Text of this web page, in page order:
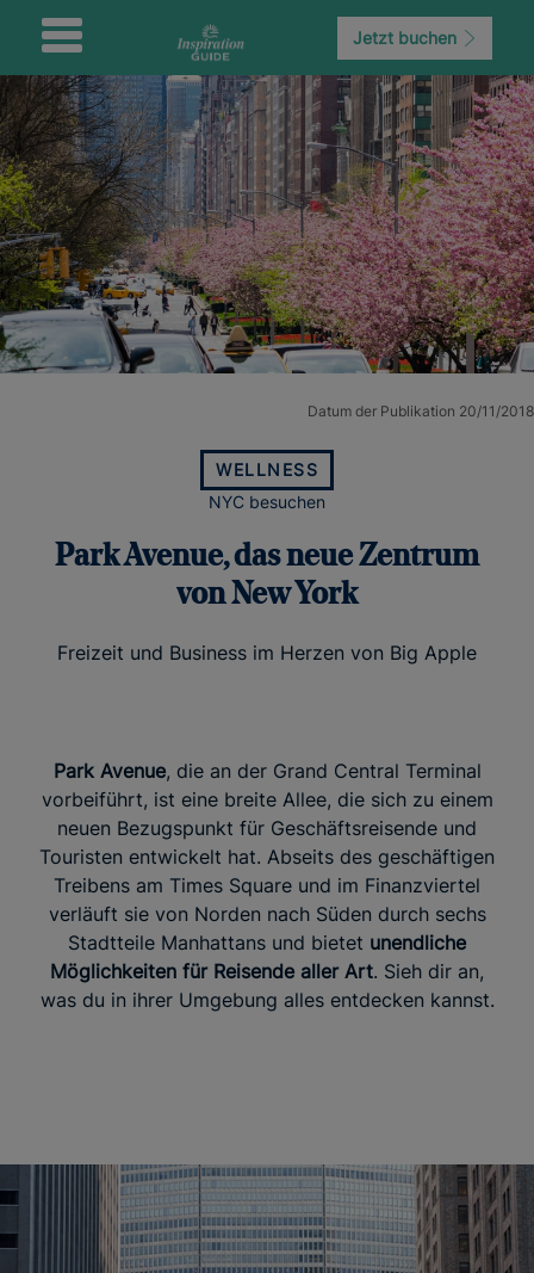
Jetzt buchen
Datum der Publikation 20/11/2018
WELLNESS
NYC besuchen
Park Avenue, das neue Zentrum
von New York
Freizeit und Business im Herzen von Big Apple
Park Avenue, die an der Grand Central Terminal
vorbeiführt, ist eine breite Allee, die sich zu einem
neuen Bezugspunkt für Geschäftsreisende und
Touristen entwickelt hat. Abseits des geschäftigen
Treibens am Times Square und im Finanzviertel
verläuft sie von Norden nach Süden durch sechs
Stadtteile Manhattans und bietet unendliche
Möglichkeiten für Reisende aller Art. Sieh dir an,
was du in ihrer Umgebung alles entdecken kannst.